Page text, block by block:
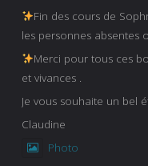
Fin des cours de
les personnes absentes
Merci pour tous ces
et vivances .
Je vous souhaite un bel
Claudine
Photo